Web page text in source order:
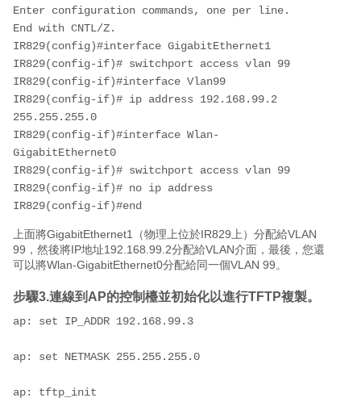
Enter configuration commands, one per line.
End with CNTL/Z.
IR829(config)#interface GigabitEthernet1
IR829(config-if)# switchport access vlan 99
IR829(config-if)#interface Vlan99
IR829(config-if)# ip address 192.168.99.2
255.255.255.0
IR829(config-if)#interface Wlan-
GigabitEthernet0
IR829(config-if)# switchport access vlan 99
IR829(config-if)# no ip address
IR829(config-if)#end
上面將GigabitEthernet1（物理上位於IR829上）分配給VLAN
99，然後將IP地址192.168.99.2分配給VLAN介面，最後，您還
可以將Wlan-GigabitEthernet0分配給同一個VLAN 99。
步驟3.連線到AP的控制檯並初始化以進行TFTP複製。
ap: set IP_ADDR 192.168.99.3
ap: set NETMASK 255.255.255.0
ap: tftp_init